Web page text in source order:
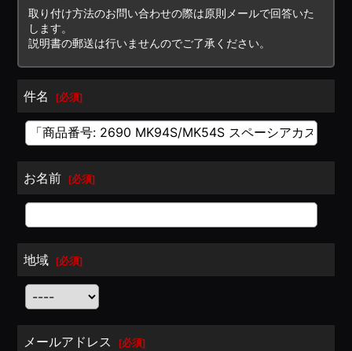
取り付け方法のお問い合わせの際は原則メールで回答いた
します。
説明書の郵送は行いませんのでご了承ください。
件名 [必須]
お名前 [必須]
地域 [必須]
メールアドレス [必須]